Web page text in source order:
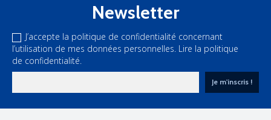
Newsletter
J’accepte la politique de confidentialité concernant
l’utilisation de mes données personnelles. Lire la politique
de confidentialité.